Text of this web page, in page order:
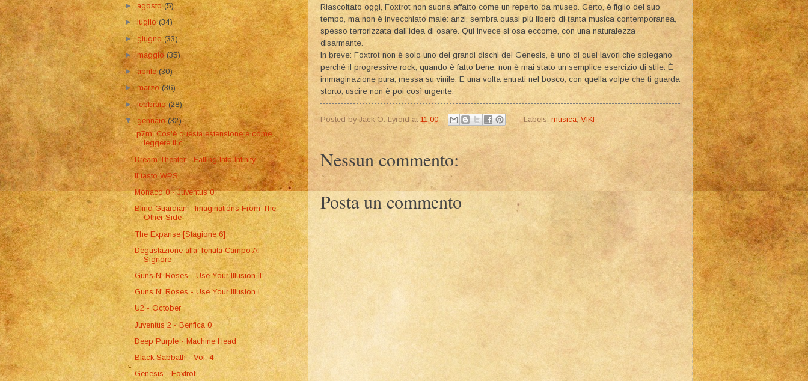
Riascoltato oggi, Foxtrot non suona affatto come un reperto da museo. Certo, è figlio del suo
tempo, ma non è invecchiato male: anzi, sembra quasi più libero di tanta musica contemporanea,
spesso terrorizzata dall’idea di osare. Qui invece si osa eccome, con una naturalezza
disarmante.
In breve: Foxtrot non è solo uno dei grandi dischi dei Genesis, è uno di quei lavori che spiegano
perché il progressive rock, quando è fatto bene, non è mai stato un semplice esercizio di stile. È
immaginazione pura, messa su vinile. E una volta entrati nel bosco, con quella volpe che ti guarda
storto, uscire non è poi così urgente.
Posted byJack O. Lyroid at 11:00 Labels: musica VIKI
Nessun commento:
Posta un commento
►agosto(5)
►luglio(34)
►giugno(33)
►maggio(35)
►aprile(30)
►marzo(36)
►febbraio(28)
▼gennaio(32)
​.p7m: Cos'è questa estensione e come
leggere il c...
Dream Theater - Falling Into Infinity
Il tasto WPS
Monaco 0 - Juventus 0
Blind Guardian - Imaginations From The
Other Side
The Expanse [Stagione 6]
Degustazione alla Tenuta Campo Al
Signore
Guns N' Roses - Use Your Illusion II
Guns N' Roses - Use Your Illusion I
U2 - October
Juventus 2 - Benfica 0
Deep Purple - Machine Head
Black Sabbath - Vol. 4
Genesis - Foxtrot